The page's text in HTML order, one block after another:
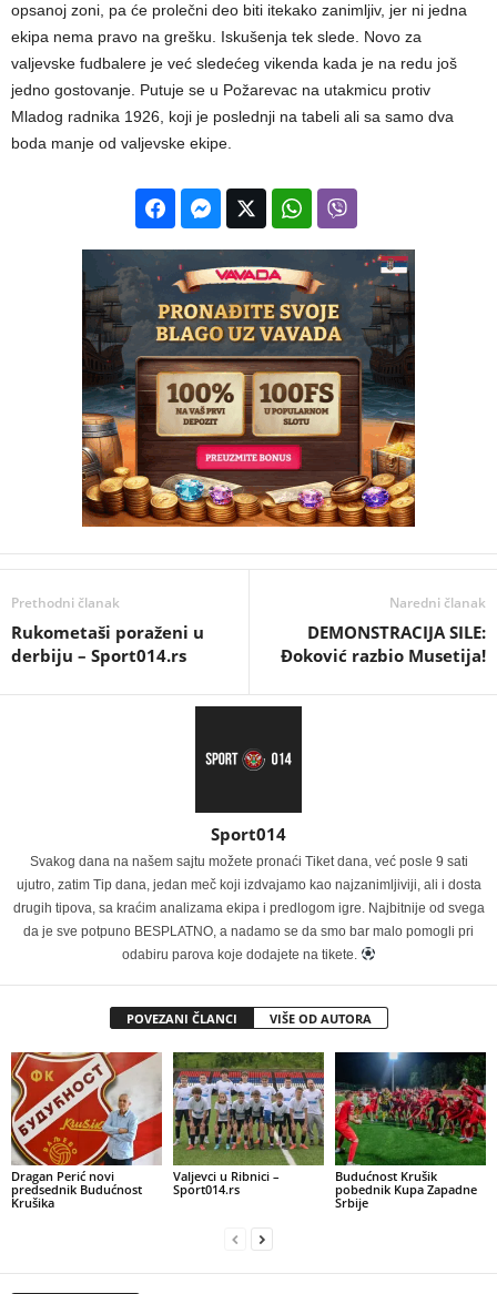
opsanoj zoni, pa će prolečni deo biti itekako zanimljiv, jer ni jedna
ekipa nema pravo na grešku. Iskušenja tek slede. Novo za
valjevske fudbalere je već sledećeg vikenda kada je na redu još
jedno gostovanje. Putuje se u Požarevac na utakmicu protiv
Mladog radnika 1926, koji je poslednji na tabeli ali sa samo dva
boda manje od valjevske ekipe.
Prethodni članak
Rukometaši poraženi u
derbiju – Sport014.rs
Naredni članak
DEMONSTRACIJA SILE:
Đoković razbio Musetija!
Sport014
Svakog dana na našem sajtu možete pronaći Tiket dana, već posle 9 sati
ujutro, zatim Tip dana, jedan meč koji izdvajamo kao najzanimljiviji, ali i dosta
drugih tipova, sa kraćim analizama ekipa i predlogom igre. Najbitnije od svega
da je sve potpuno BESPLATNO, a nadamo se da smo bar malo pomogli pri
odabiru parova koje dodajete na tikete.
POVEZANI ČLANCI VIŠE OD AUTORA
Dragan Perić novi
predsednik Budućnost
Krušika
Valjevci u Ribnici –
Sport014.rs
Budućnost Krušik
pobednik Kupa Zapadne
Srbije